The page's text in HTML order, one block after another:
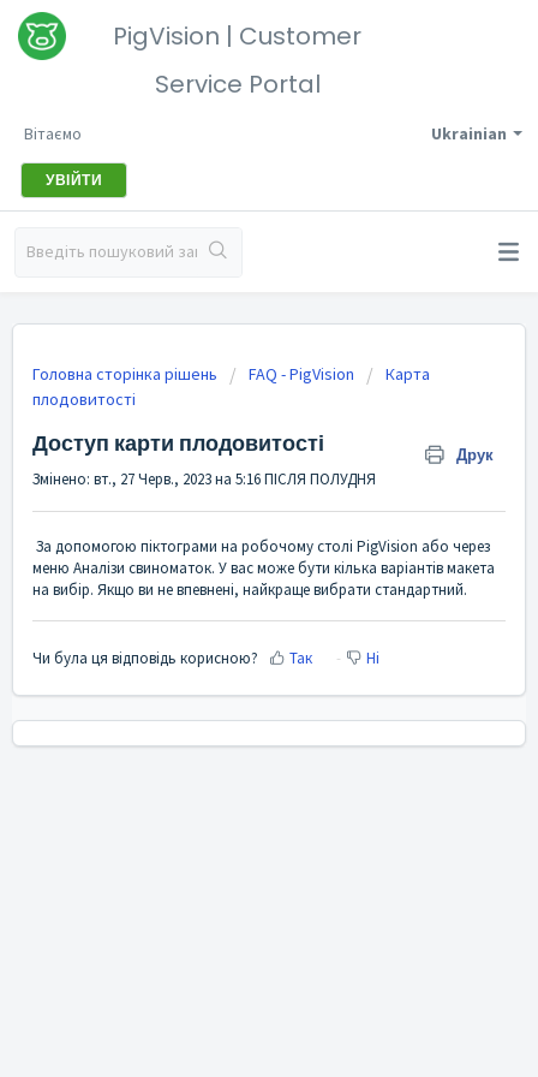
PigVision | Customer
Service Portal
Ukrainian
Вітаємо
УВІЙТИ
Головна сторінка рішень FAQ - PigVision
Карта
плодовитості
Доступ карти плодовитості Друк
Змінено: вт., 27 Черв., 2023 на 5:16 ПІСЛЯ ПОЛУДНЯ
За допомогою піктограми на робочому столі PigVision або через
меню Аналізи свиноматок. У вас може бути кілька варіантів макета
на вибір. Якщо ви не впевнені, найкраще вибрати стандартний.
Чи була ця відповідь корисною? Так Ні